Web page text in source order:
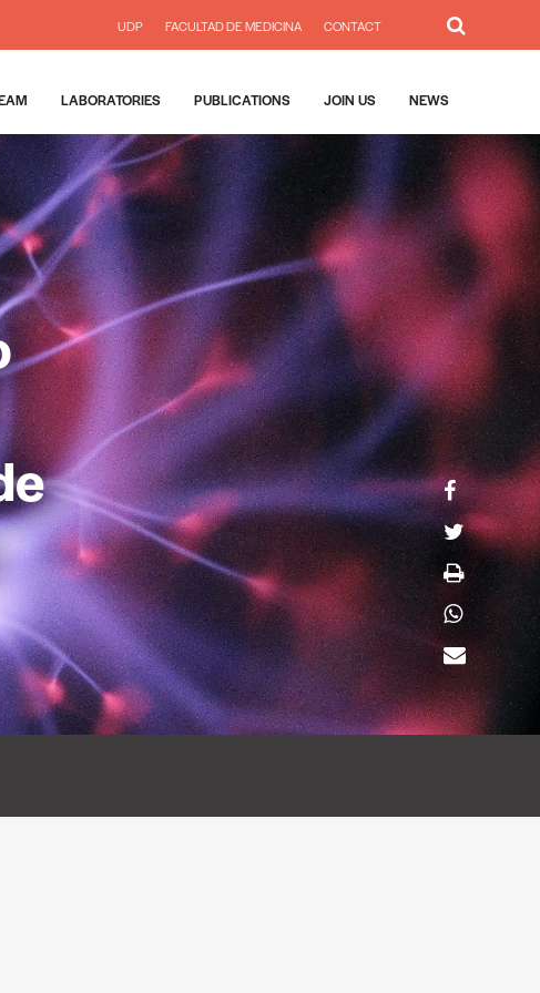
UDP FACULTAD DE MEDICINA CONTACT
LABORATORIES PUBLICATIONS JOIN US NEWS